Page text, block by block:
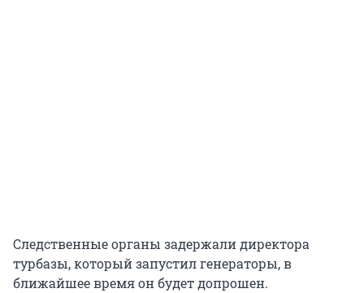
Следственные органы задержали директора
турбазы, который запустил генераторы, в
ближайшее время он будет допрошен.